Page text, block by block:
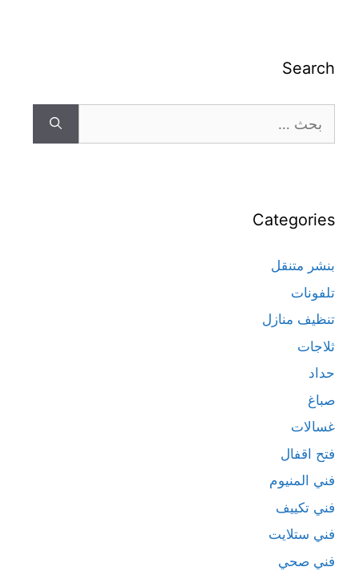
Search
Categories
بنشر متنقل
تلفونات
تنظيف منازل
ثلاجات
حداد
صباغ
غسالات
فتح اقفال
فني المنيوم
فني تكييف
فني ستلايت
فني صحي